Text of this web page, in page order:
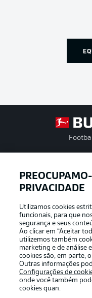
Oferecido por
PRIVACIDADE
Utilizamos cookies
funcionais, para que
segurança e seus
Ao clicar em “Aceitar
utilizemos também
marketing e de análise
cookies são, em parte,
Outras informações
Configurações de
onde você também
cookies quan.